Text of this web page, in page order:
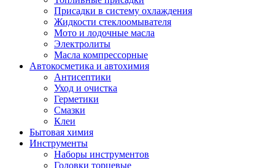
Присадки в систему охлаждения
Жидкости стеклоомывателя
Мото и лодочные масла
Электролиты
Масла компрессорные
Автокосметика и автохимия
Антисептики
Уход и очистка
Герметики
Смазки
Клеи
Бытовая химия
Инструменты
Наборы инструментов
Головки торцевые